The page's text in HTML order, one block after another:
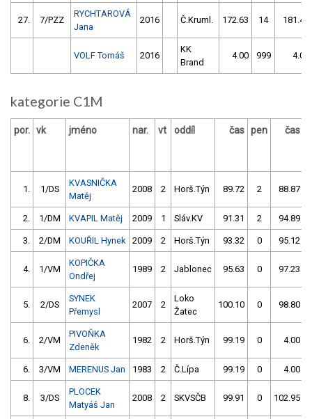
27. 7/PZZ
RYCHTAROVÁ
Jana
2016 Č.Kruml. 172.63 14 181.42
VOLF Tomáš 2016
KK
Brand
4.00 999 4.00
kategorie C1M
por. vk jméno nar. vt oddíl čas pen čas
1. 1/DS
KVASNIČKA
Matěj
2008 2 Horš.Týn 89.72 2 88.87
2. 1/DM KVAPIL Matěj 2009 1 Sláv.KV 91.31 2 94.89
3. 2/DM KOUŘIL Hynek 2009 2 Horš.Týn 93.32 0 95.12
4. 1/VM
KOPIČKA
Ondřej
1989 2 Jablonec 95.63 0 97.23
5. 2/DS
SYNEK
Přemysl
2007 2
Loko
Žatec
100.10 0 98.80
6. 2/VM
PIVOŇKA
Zdeněk
1982 2 Horš.Týn 99.19 0 4.00
6. 3/VM MERENUS Jan 1983 2 Č.Lípa 99.19 0 4.00
8. 3/DS
PLOCEK
Matyáš Jan
2008 2 SKVSČB 99.91 0 102.95